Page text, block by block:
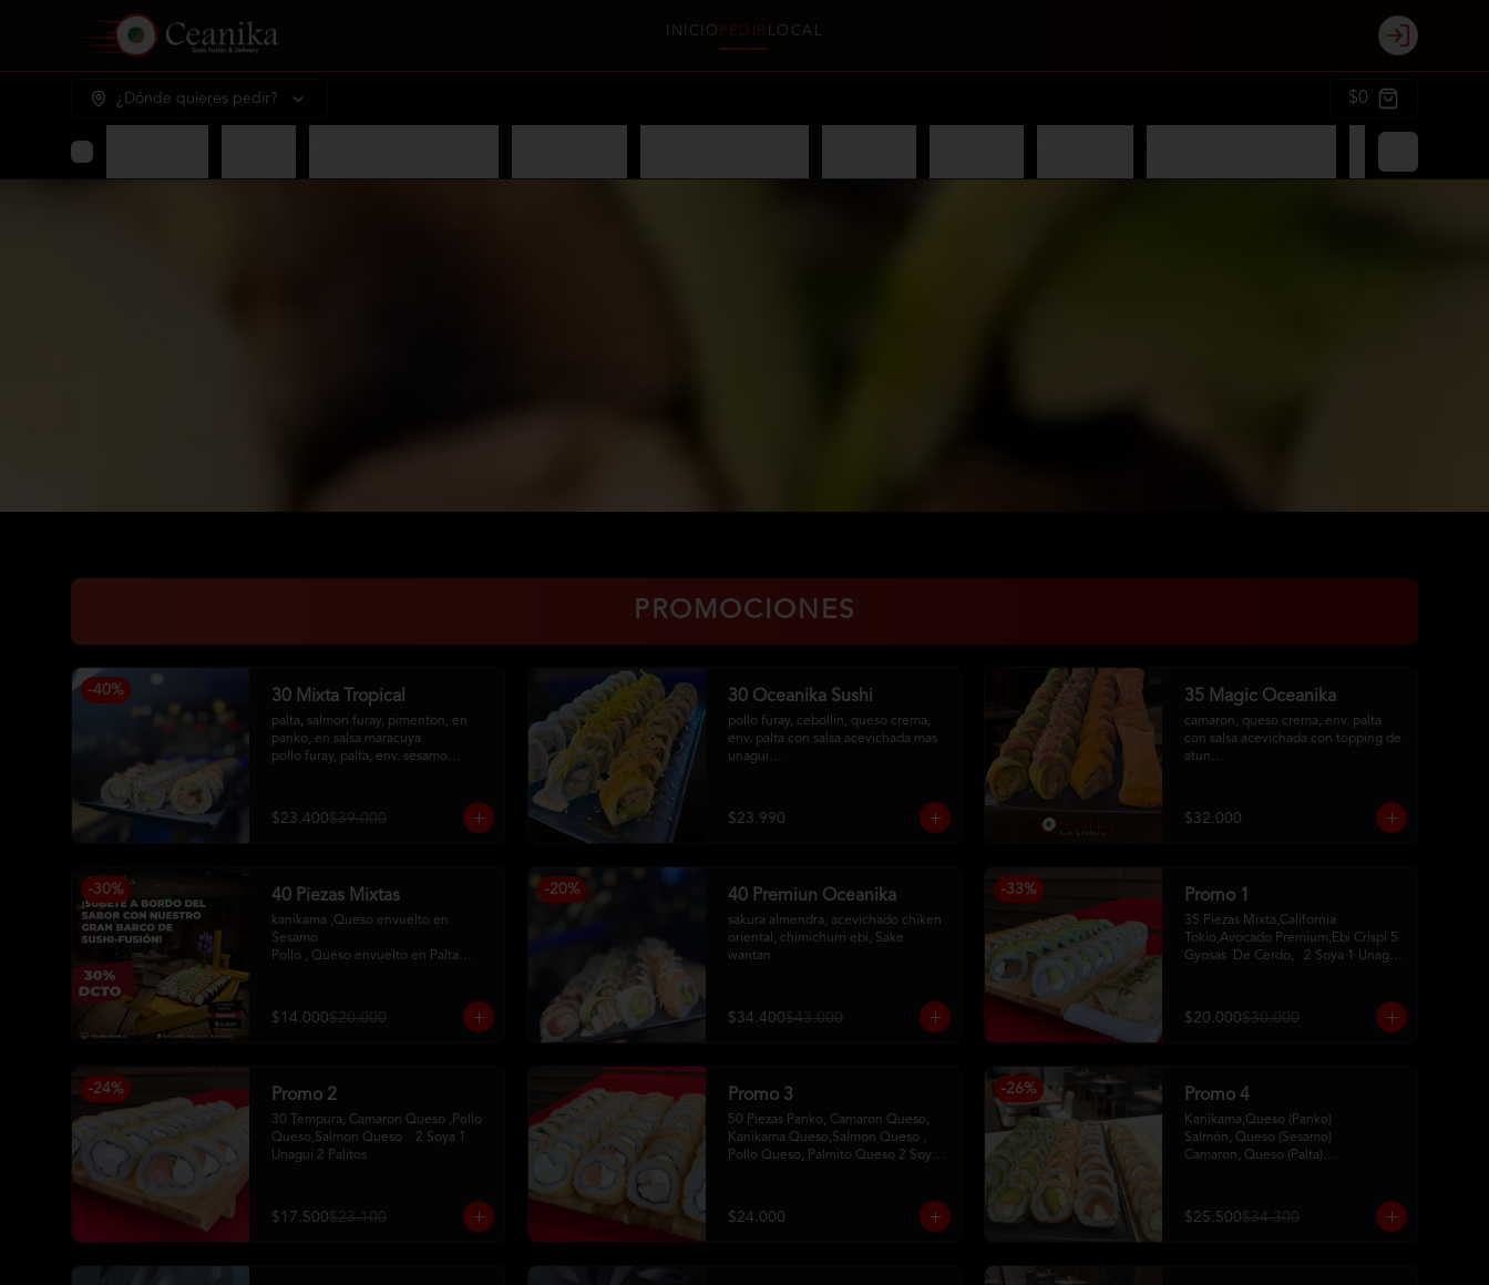
INICIO PEDIR LOCAL
Login
¿Dónde quieres pedir? $0
PROMOCIONES
-40% 30 Mixta Tropical
palta, salmon furay, pimenton, en
panko, en salsa maracuya
pollo furay, palta, env. sesamo
kanikama frito, salsa acevichada
$23.400$39.000
30 Oceanika Sushi
pollo furay, cebollin, queso crema,
env. palta con salsa acevichada mas
unagui
salmon furay, palta, cebollin, env.
panko con salsa maracuya
$23.990
35 Magic Oceanika
camaron, queso crema, env. palta
con salsa acevichada con topping de
atun
salsa acevichada
pollo, queso crema, cebollin, env.
$32.000
-30% 40 Piezas Mixtas
kanikama ,Queso envuelto en
Sesamo
Pollo , Queso envuelto en Palta
$14.000$20.000
-20% 40 Premiun Oceanika
sakura almendra, acevichado chiken
oriental, chimichurri ebi, Sake
wantan
$34.400$43.000
-33% Promo 1
35 Piezas Mixta,California
Tokio,Avocado Premium,Ebi Crispi 5
Gyosas  De Cerdo,   2 Soya 1 Unagui
$20.000$30.000
-24% Promo 2
30 Tempura, Camaron Queso ,Pollo
Queso,Salmon Queso    2 Soya 1
Unagui 2 Palitos
$17.500$23.100
Promo 3
50 Piezas Panko, Camaron Queso,
Kanikama Queso,Salmon Queso ,
Pollo Queso, Palmito Queso 2 Soya2
$24.000
-26% Promo 4
Kanikama,Queso (Panko)
Salmón, Queso (Sesamo)
Camaron, Queso (Palta)
$25.500$34.300